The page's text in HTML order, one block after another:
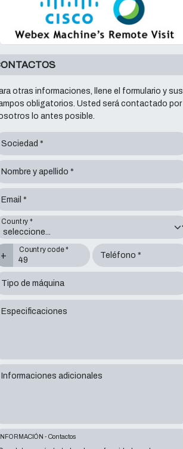
otras informaciones, llene el formulario y sus
obligatorios. Usted será contactado por
lo antes posible.
Sociedad *
Nombre y apellido *
Email *
Country *
+
Country code *
Teléfono *
Tipo de máquina
Especificaciones
Informaciones adicionales
- Contactos